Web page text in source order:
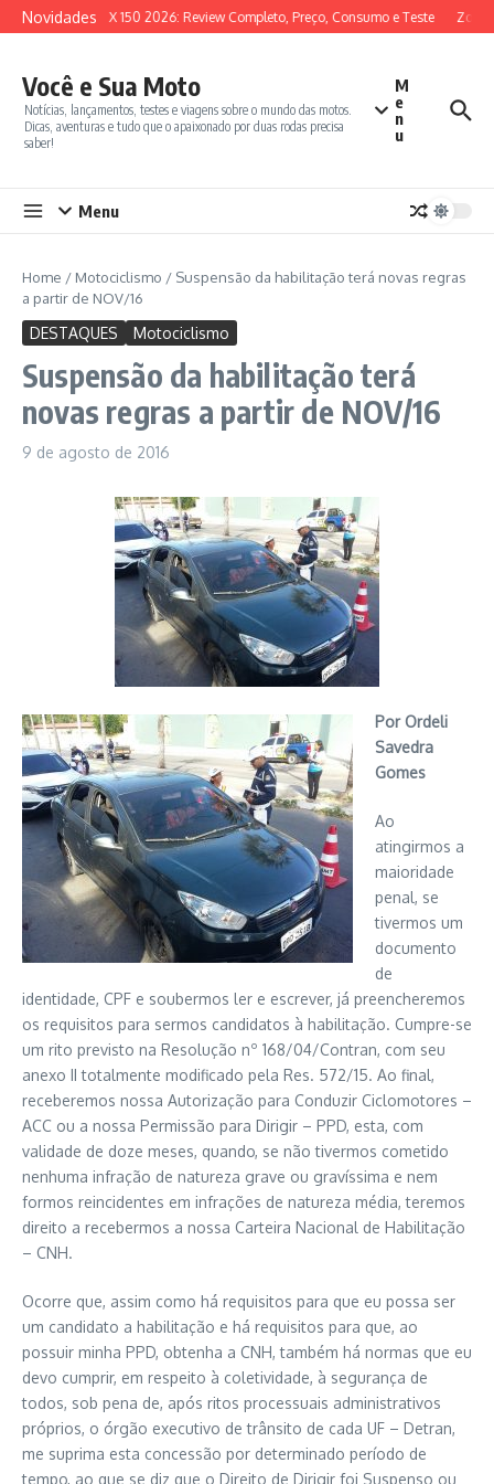
Ir para o conteúdo
Novidades
SYM ADX 150 2026: Review Completo, Preço, Consumo e Teste
Você e Sua Moto
Notícias, lançamentos, testes e viagens sobre o mundo das motos.
Dicas, aventuras e tudo que o apaixonado por duas rodas precisa
saber!
M
e
n
u
Menu
Home / Motociclismo / Suspensão da habilitação terá novas regras
a partir de NOV/16
DESTAQUES Motociclismo
Suspensão da habilitação terá
novas regras a partir de NOV/16
9 de agosto de 2016
Por Ordeli
Savedra
Gomes
Ao
atingirmos a
maioridade
penal, se
tivermos um
documento
de
identidade, CPF e soubermos ler e escrever, já preencheremos
os requisitos para sermos candidatos à habilitação. Cumpre-se
um rito previsto na Resolução nº 168/04/Contran, com seu
anexo II totalmente modificado pela Res. 572/15. Ao final,
receberemos nossa Autorização para Conduzir Ciclomotores –
ACC ou a nossa Permissão para Dirigir – PPD, esta, com
validade de doze meses, quando, se não tivermos cometido
nenhuma infração de natureza grave ou gravíssima e nem
formos reincidentes em infrações de natureza média, teremos
direito a recebermos a nossa Carteira Nacional de Habilitação
– CNH.
Ocorre que, assim como há requisitos para que eu possa ser
um candidato a habilitação e há requisitos para que, ao
possuir minha PPD, obtenha a CNH, também há normas que eu
devo cumprir, em respeito à coletividade, à segurança de
todos, sob pena de, após ritos processuais administrativos
próprios, o órgão executivo de trânsito de cada UF – Detran,
me suprima esta concessão por determinado período de
tempo, ao que se diz que o Direito de Dirigir foi Suspenso ou